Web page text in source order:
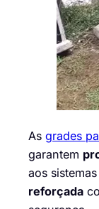
As grades
garantem
aos
reforçada